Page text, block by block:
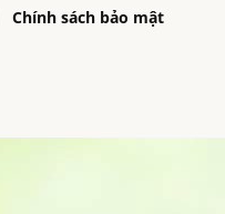
Chính sách bảo mật